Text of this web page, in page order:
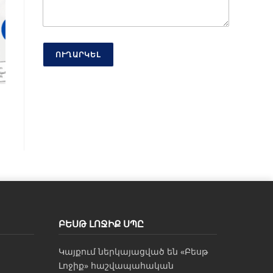
ՈՒՂԱՐԿԵԼ
ԲԵՍԹ ԼՈՋԻՔ ՍՊԸ
Կայքում ներկայացված են «Բեսթ
Լոջիք» հաշվապահական